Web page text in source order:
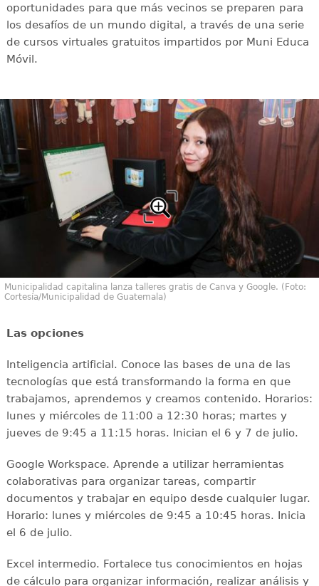
oportunidades para que más vecinos se preparen para
los desafíos de un mundo digital, a través de una serie
de cursos virtuales gratuitos impartidos por Muni Educa
Móvil.
Municipalidad capitalina lanza talleres gratis de Canva y Google. (Foto:
Cortesía/Municipalidad de Guatemala)
Las opciones
Inteligencia artificial. Conoce las bases de una de las
tecnologías que está transformando la forma en que
trabajamos, aprendemos y creamos contenido. Horarios:
lunes y miércoles de 11:00 a 12:30 horas; martes y
jueves de 9:45 a 11:15 horas. Inician el 6 y 7 de julio.
Google Workspace. Aprende a utilizar herramientas
colaborativas para organizar tareas, compartir
documentos y trabajar en equipo desde cualquier lugar.
Horario: lunes y miércoles de 9:45 a 10:45 horas. Inicia
el 6 de julio.
Excel intermedio. Fortalece tus conocimientos en hojas
de cálculo para organizar información, realizar análisis y